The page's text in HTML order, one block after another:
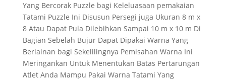
Yang Bercorak Puzzle bagi Keleluasaan pemakaian
Tatami Puzzle Ini Disusun Persegi juga Ukuran 8 m x
8 Atau Dapat Pula Dilebihkan Sampai 10 m x 10 m Di
Bagian Sebelah Bujur Dapat Dipakai Warna Yang
Berlainan bagi Sekelilingnya Pemisahan Warna Ini
Meringankan Untuk Menentukan Batas Pertarungan
Atlet Anda Mampu Pakai Warna Tatami Yang